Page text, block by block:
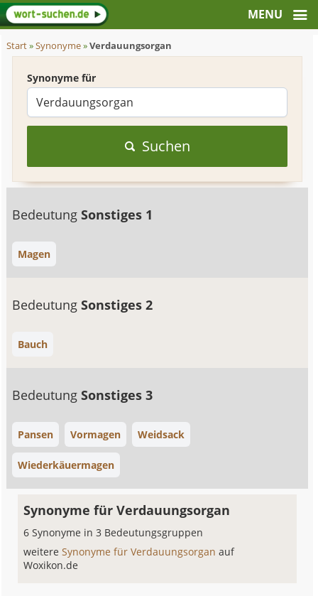
Start»Synonyme»Verdauungsorgan
Synonyme für
Suchen
BedeutungSonstiges 1
Magen
BedeutungSonstiges 2
Bauch
BedeutungSonstiges 3
Pansen Vormagen Weidsack
Wiederkäuermagen
Synonyme für Verdauungsorgan
6 Synonyme in 3 Bedeutungsgruppen
weitereSynonyme für Verdauungsorganauf
Woxikon.de